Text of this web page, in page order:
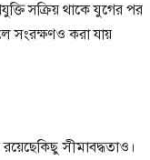
সক্রিয় থাকে যুগের পর
সংরক্ষণও করা যায়
সীমাবদ্ধতাও।